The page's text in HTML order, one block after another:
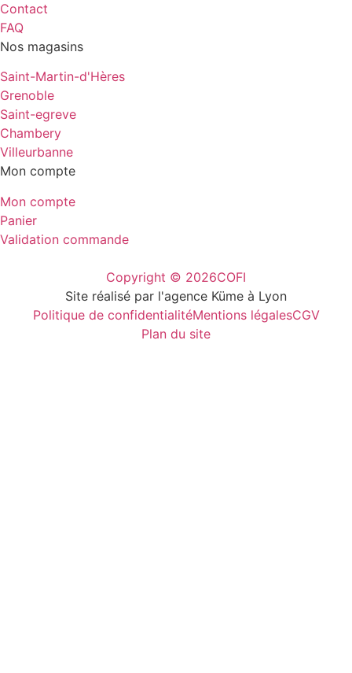
Contact
FAQ
Nos magasins
Saint-Martin-d'Hères
Grenoble
Saint-egreve
Chambery
Villeurbanne
Mon compte
Mon compte
Panier
Validation commande
Copyright © 2026COFI
Site réalisé par l'agence Küme à Lyon
Politique de confidentialitéMentions légalesCGV
Plan du site